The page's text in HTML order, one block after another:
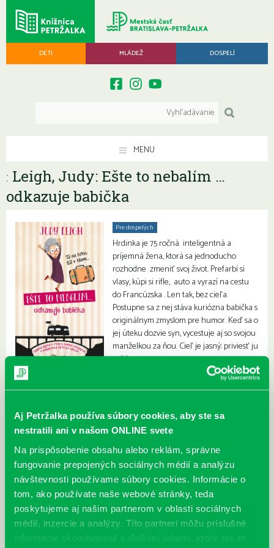
Aj Petržalka používa súbory cookies, aby ste sa
nestratili ani v našom ONLINE svete
Na prispôsobenie obsahu alebo reklám, správne
fungovanie prepojených sociálnych médií a analýzu
návštevnosti používame súbory cookies. Informácie o
tom, ako používate naše webové stránky, teda
poskytujeme aj našim partnerom v oblasti sociálnych
médií, inzercie a analýzy. Títo partneri môžu príslušné
informácie skombinovať s ďalšími údajmi, ktoré ste im
DETI MLÁDEŽ DOSPELÍ
MENU
: Leigh, Judy: Ešte to nebalím …
odkazuje babička
Pre dospelých
Hrdinka je 75 ročná inteligentná a
príjemná žena, ktorá sa jednoducho
rozhodne zmeniť svoj život. Prefarbí si
vlasy, kúpi si rifle, auto a vyrazí na cestu
do Francúzska . Len tak, bez cieľa.
Postupne sa z nej stáva kuriózna babička s
originálnym zmyslom pre humor. Keď sa o
jej úteku dozvie syn, vycestuje aj so svojou
manželkou za ňou. Cieľ je jasný: priviesť ju
späť.